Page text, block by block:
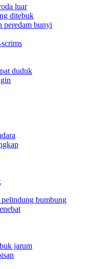
luar
ditebuk
peredam bunyi
duduk
bumbung
jarum